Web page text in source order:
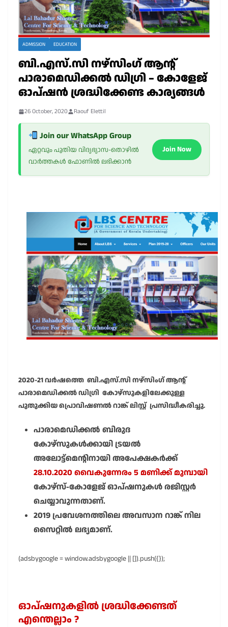
ADMISSION EDUCATION
ബി.എസ്.സി നഴ്സിംഗ് ആന്റ്
പാരാമെഡിക്കൽ ഡിഗ്രി – കോളേജ്
ഓപ്ഷൻ ശ്രദ്ധിക്കേണ്ട കാര്യങ്ങൾ
26 October, 2020 Raouf Elettil
Join our WhatsApp Group
ഏറ്റവും പുതിയ വിദ്യഭ്യാസ-തൊഴിൽ
വാർത്തകൾ ഫോണിൽ ലഭിക്കാൻ
Join Now
2020-21 വർഷത്തെ ബി.എസ്.സി നഴ്സിംഗ് ആന്റ്
പാരാമെഡിക്കൽ ഡിഗ്രി കോഴ്സുകളിലേക്കുള്ള
പുതുക്കിയ പ്രൊവിഷണൽ റാങ്ക് ലിസ്റ്റ് പ്രസിദ്ധീകരിച്ചു.
പാരാമെഡിക്കൽ ബിരുദ
കോഴ്സുകൾക്കായി ട്രയൽ
അലോട്ട്മെന്റിനായി അപേക്ഷകർക്ക്
28.10.2020 വൈകുന്നേരം 5 മണിക്ക് മുമ്പായി
കോഴ്സ്-കോളേജ് ഓപ്ഷനുകൾ രജിസ്റ്റർ
ചെയ്യാവുന്നതാണ്.
2019 പ്രവേശനത്തിലെ അവസാന റാങ്ക് നില
സൈറ്റിൽ ലഭ്യമാണ്.
(adsbygoogle = window.adsbygoogle || []).push({});
ഓപ്ഷനുകളിൽ ശ്രദ്ധിക്കേണ്ടത്
എന്തെല്ലാം ?